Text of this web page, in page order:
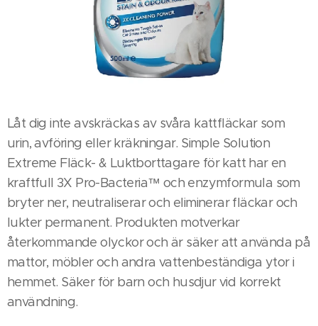
Låt dig inte avskräckas av svåra kattfläckar som
urin, avföring eller kräkningar. Simple Solution
Extreme Fläck- & Luktborttagare för katt har en
kraftfull 3X Pro-Bacteria™ och enzymformula som
bryter ner, neutraliserar och eliminerar fläckar och
lukter permanent. Produkten motverkar
återkommande olyckor och är säker att använda på
mattor, möbler och andra vattenbeständiga ytor i
hemmet. Säker för barn och husdjur vid korrekt
användning.